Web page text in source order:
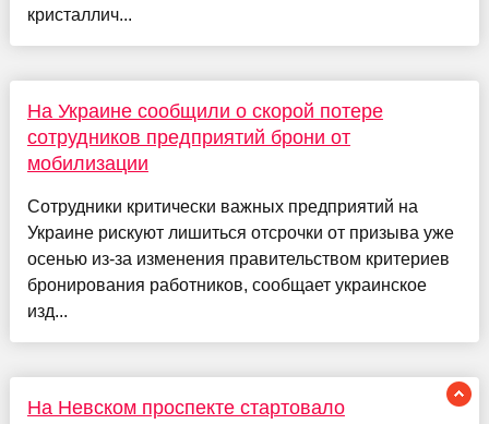
кристаллич...
На Украине сообщили о скорой потере
сотрудников предприятий брони от
мобилизации
Сотрудники критически важных предприятий на
Украине рискуют лишиться отсрочки от призыва уже
осенью из-за изменения правительством критериев
бронирования работников, сообщает украинское
изд...
На Невском проспекте стартовало